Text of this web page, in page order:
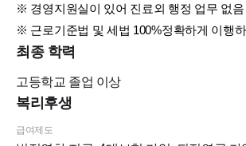
※ 경영지원실이 있어 진료외 행정 업무 없음
※ 근로기준법 및 세법 100%정확하게 이행
최종 학력
고등학교 졸업 이상
복리후생
급여제도